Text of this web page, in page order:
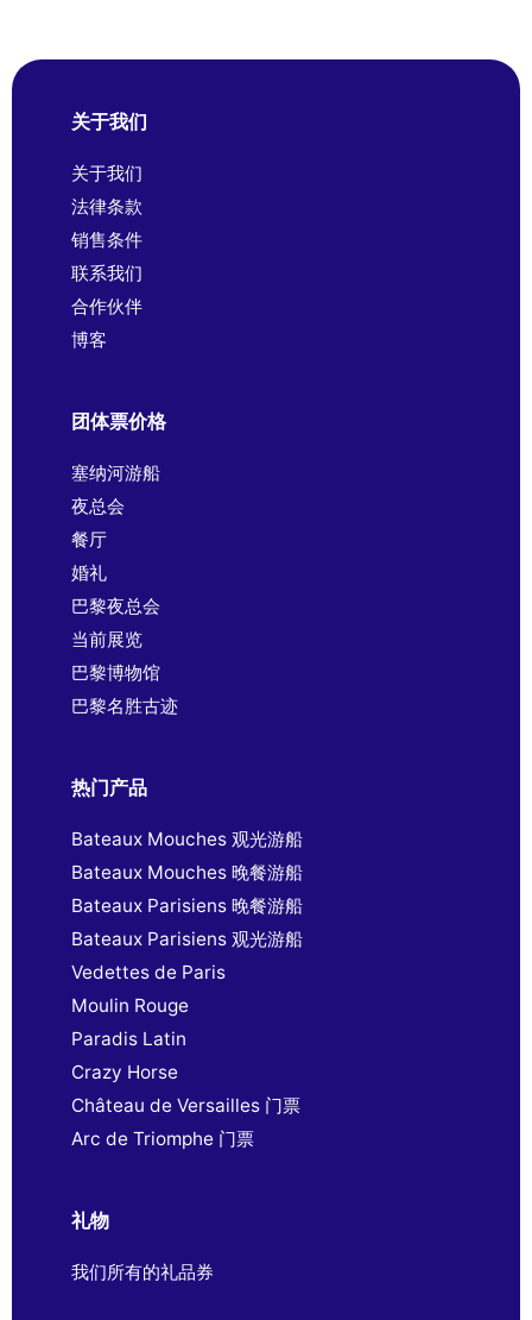
关于我们
关于我们
法律条款
销售条件
联系我们
合作伙伴
博客
团体票价格
塞纳河游船
夜总会
餐厅
婚礼
巴黎夜总会
当前展览
巴黎博物馆
巴黎名胜古迹
热门产品
Bateaux Mouches 观光游船
Bateaux Mouches 晚餐游船
Bateaux Parisiens 晚餐游船
Bateaux Parisiens 观光游船
Vedettes de Paris
Moulin Rouge
Paradis Latin
Crazy Horse
Château de Versailles 门票
Arc de Triomphe 门票
礼物
我们所有的礼品券